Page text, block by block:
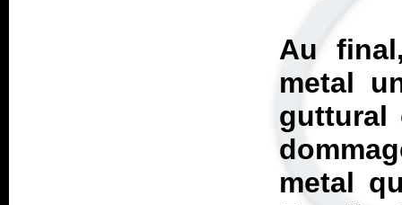
Au
metal
guttural
metal